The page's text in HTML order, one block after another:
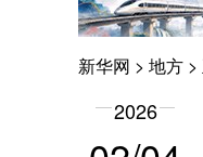
新华网 > 地方 >
2026